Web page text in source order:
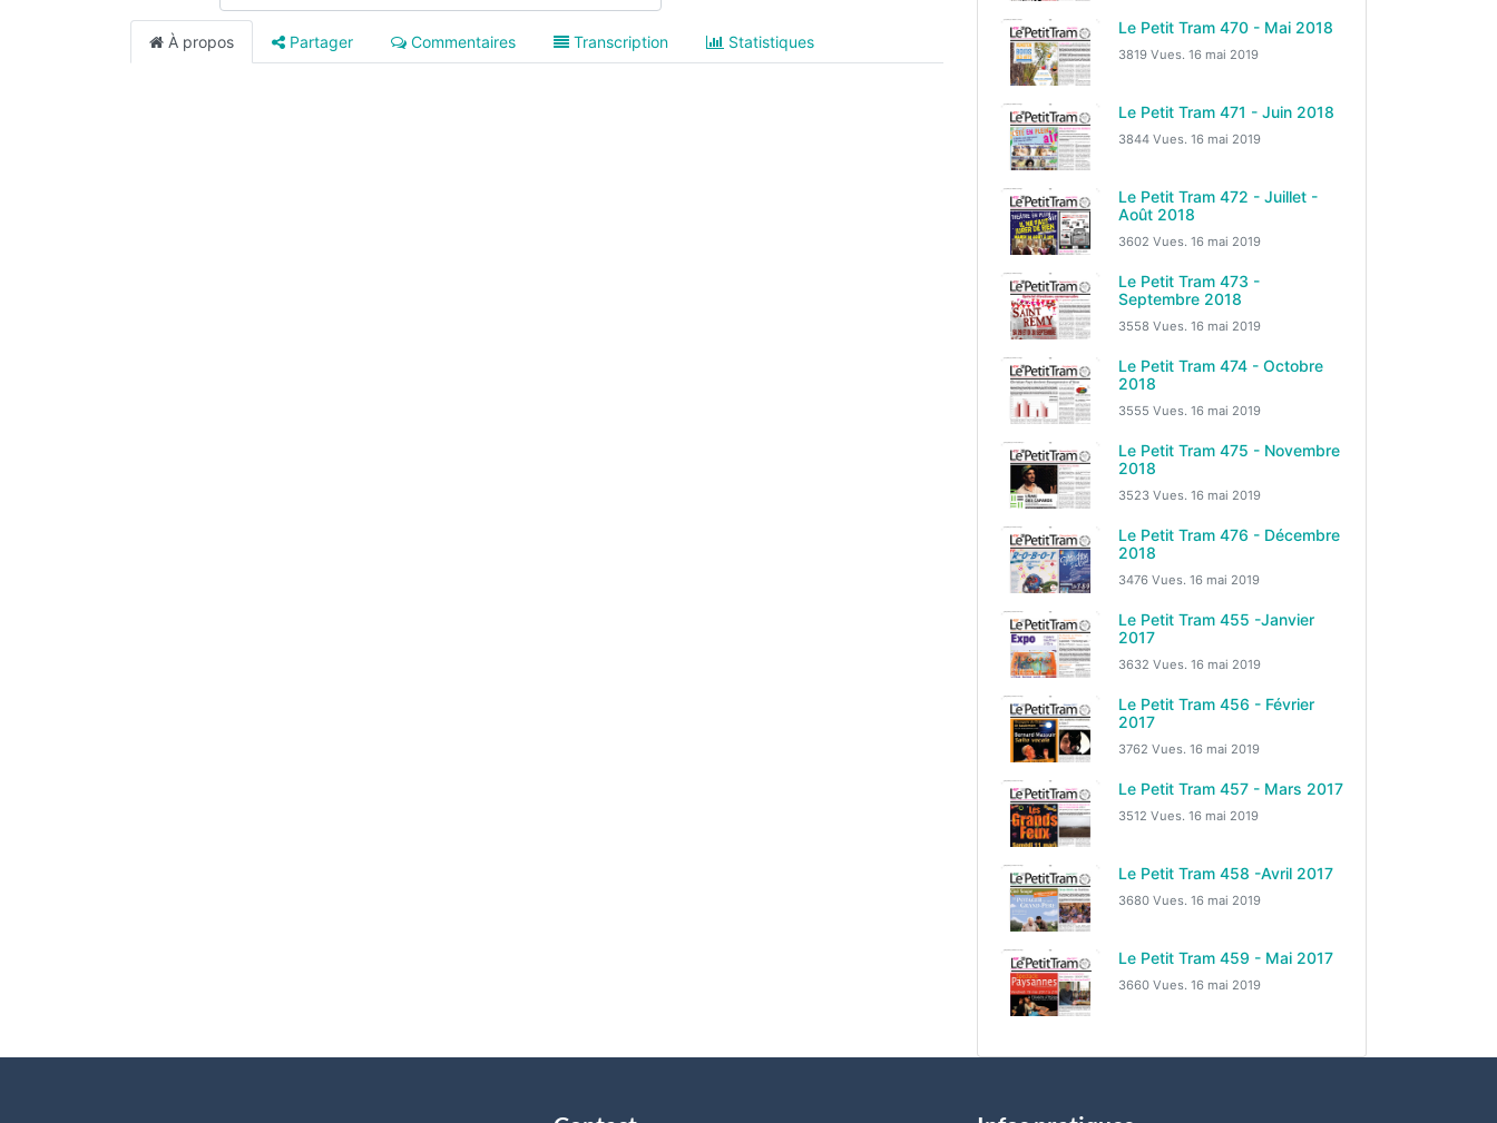
À propos Partager Commentaires Transcription Statistiques
Le Petit Tram 470 - Mai 2018
3819 Vues. 16 mai 2019
Le Petit Tram 471 - Juin 2018
3844 Vues. 16 mai 2019
Le Petit Tram 472 - Juillet -
Août 2018
3602 Vues. 16 mai 2019
Le Petit Tram 473 -
Septembre 2018
3558 Vues. 16 mai 2019
Le Petit Tram 474 - Octobre
2018
3555 Vues. 16 mai 2019
Le Petit Tram 475 - Novembre
2018
3523 Vues. 16 mai 2019
Le Petit Tram 476 - Décembre
2018
3476 Vues. 16 mai 2019
Le Petit Tram 455 -Janvier
2017
3632 Vues. 16 mai 2019
Le Petit Tram 456 - Février
2017
3762 Vues. 16 mai 2019
Le Petit Tram 457 - Mars 2017
3512 Vues. 16 mai 2019
Le Petit Tram 458 -Avril 2017
3680 Vues. 16 mai 2019
Le Petit Tram 459 - Mai 2017
3660 Vues. 16 mai 2019